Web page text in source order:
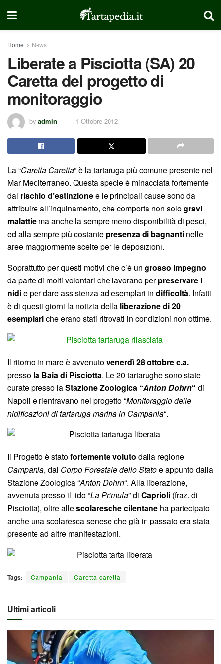
Home News
Liberate a Pisciotta (SA) 20
Caretta del progetto di
monitoraggio
by admin 1 Ottobre 2012
La “Caretta Caretta” è la tartaruga più comune presente nel
Mar Mediterraneo. Questa specie è minacciata fortemente
dal rischio d’estinzionee le principali cause sono da
attribuire all’inquinamento, che comporta non sologravi
malattie ma anche la sempre meno disponibilità di pesci,
ed alla sempre più costante presenza di bagnanti nelle
aree maggiormente scelte per le deposizioni.
Soprattutto per questi motivi che c’è un grosso impegno
da parte di molti volontari che lavorano perpreservare i
nidie per dare assistenza ad esemplari in difficoltà. Infatti
è di questi giorni la notizia della liberazione di 20
esemplariche erano stati ritrovati in condizioni non ottime.
Il ritorno in mare è avvenutovenerdì 28 ottobre c.a.
presso la Baia di Pisciotta. Le 20 tartarughe sono state
curate presso laStazione Zoologica “Anton Dohrn“ di
Napoli e rientravano nel progetto “Monitoraggio delle
nidificazioni di tartaruga marina in Campania“.
Il Progetto è statofortemente voluto dalla regione
Campania, dal Corpo Forestale dello Statoe appunto dalla
Stazione Zoologica “Anton Dohrn“. Alla liberazione,
avvenuta presso il lido “La Primula” di Caprioli (fraz. di
Pisciotta), oltre allescolaresche cilentane ha partecipato
anche una scolaresca senese che già in passato era stata
presente ad altre manifestazioni.
Tags: Campania Caretta caretta
Ultimi articoli